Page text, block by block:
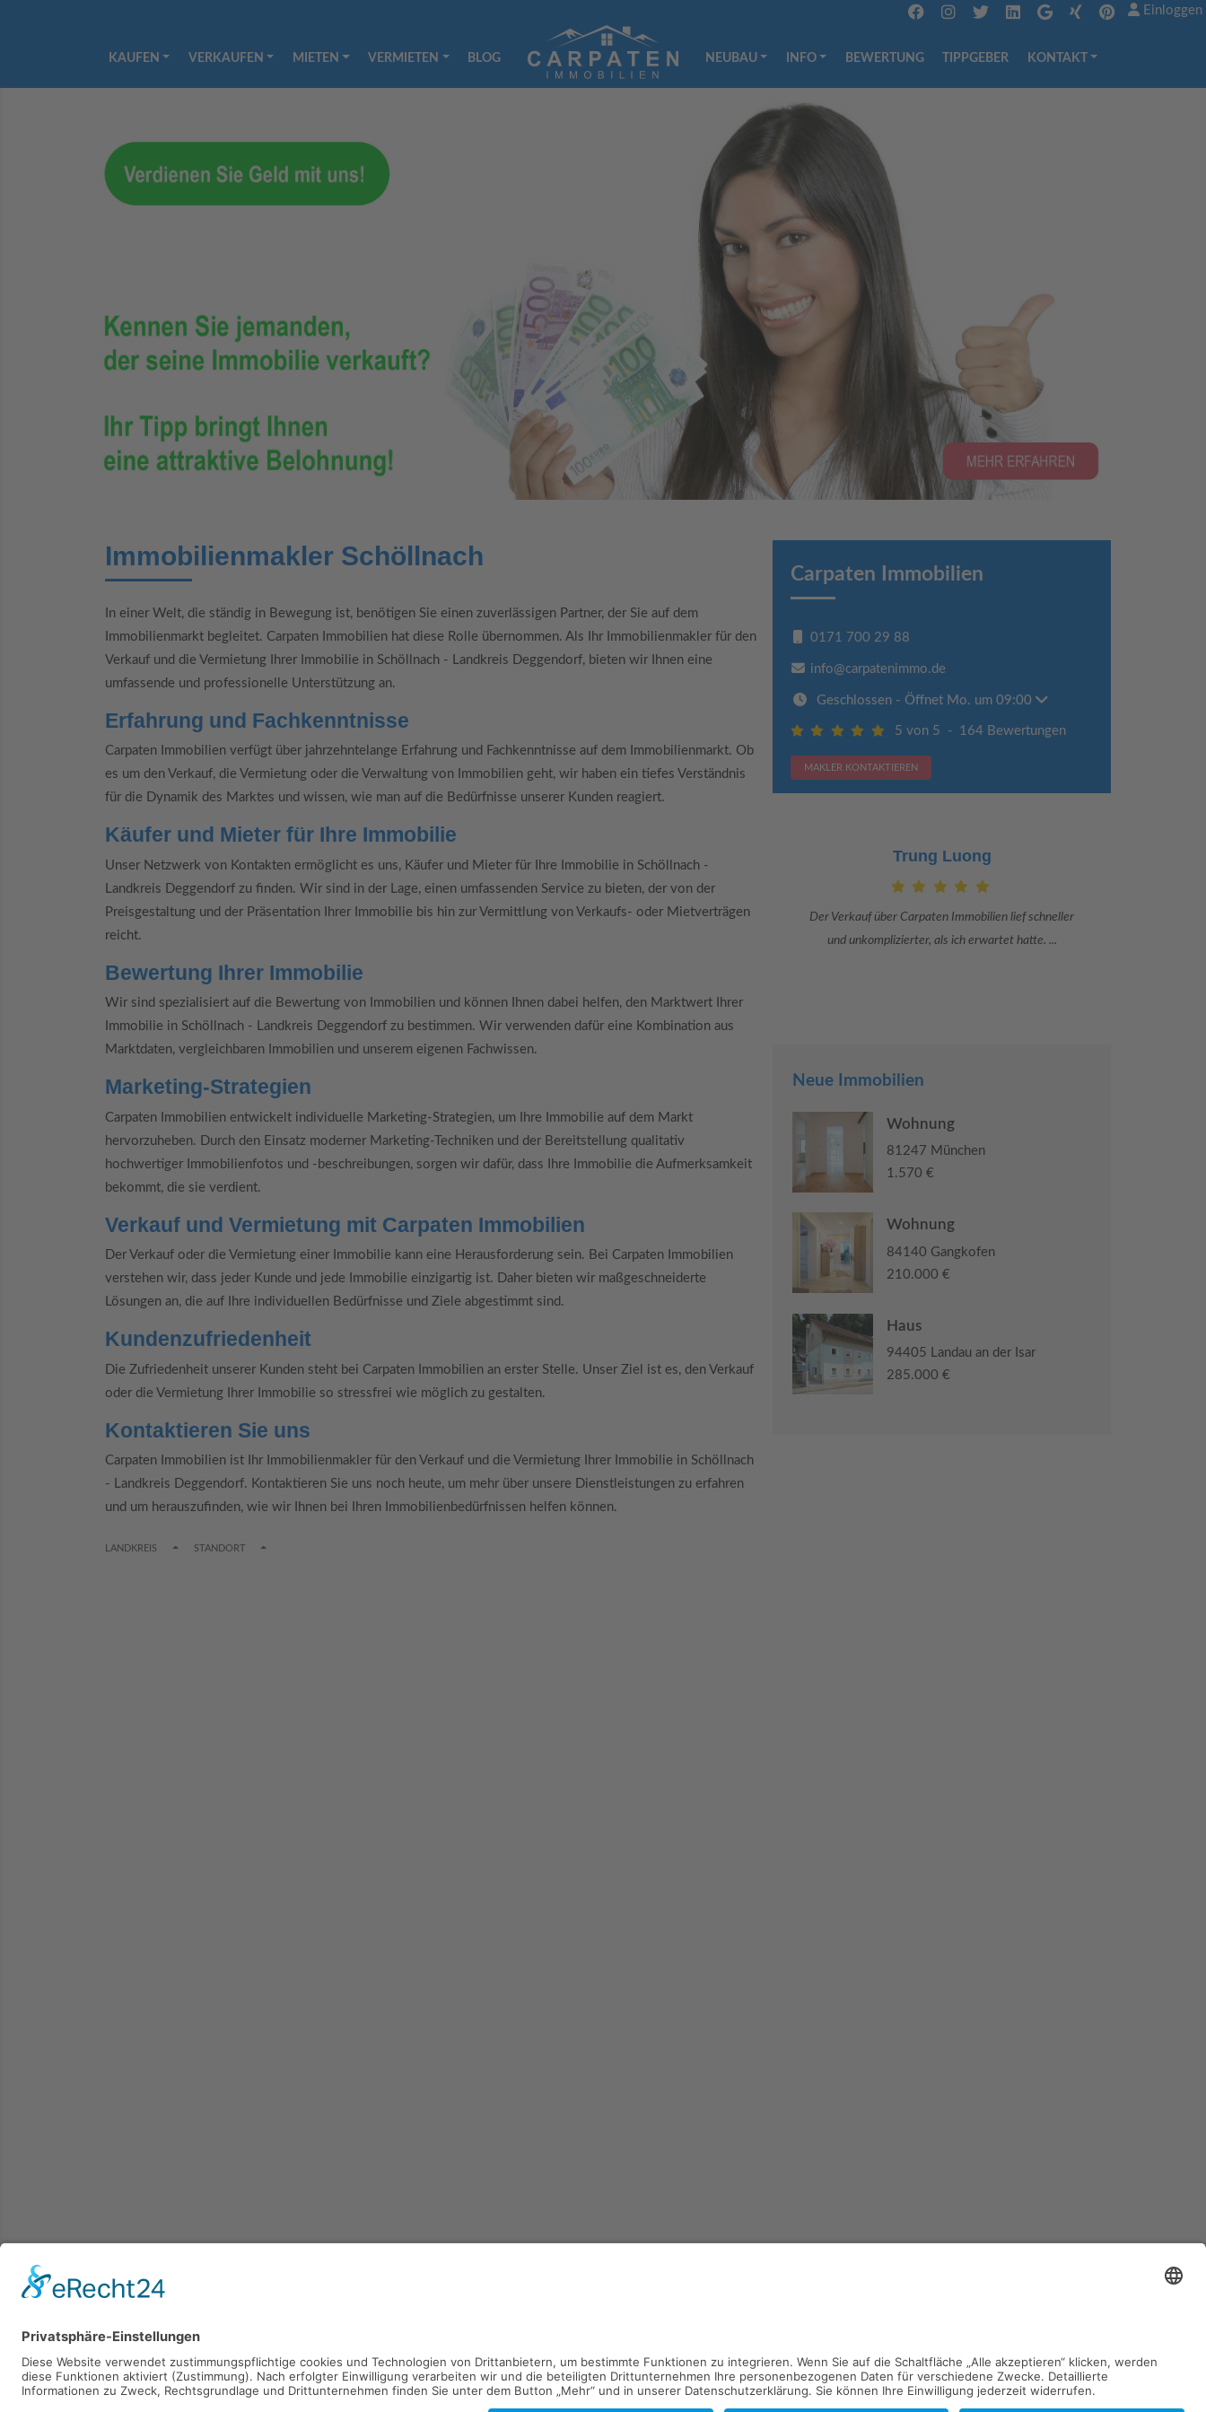
Einloggen
KAUFEN VERKAUFEN MIETEN VERMIETEN BLOG NEUBAU INFO BEWERTUNG TIPPGEBER KONTAKT
Immobilienmakler Schöllnach
In einer Welt, die ständig in Bewegung ist, benötigen Sie einen zuverlässigen Partner, der Sie auf dem
Immobilienmarkt begleitet. Carpaten Immobilien hat diese Rolle übernommen. Als Ihr Immobilienmakler für den
Verkauf und die Vermietung Ihrer Immobilie in Schöllnach - Landkreis Deggendorf, bieten wir Ihnen eine
umfassende und professionelle Unterstützung an.
Erfahrung und Fachkenntnisse
Carpaten Immobilien verfügt über jahrzehntelange Erfahrung und Fachkenntnisse auf dem Immobilienmarkt. Ob
es um den Verkauf, die Vermietung oder die Verwaltung von Immobilien geht, wir haben ein tiefes Verständnis
für die Dynamik des Marktes und wissen, wie man auf die Bedürfnisse unserer Kunden reagiert.
Käufer und Mieter für Ihre Immobilie
Unser Netzwerk von Kontakten ermöglicht es uns, Käufer und Mieter für Ihre Immobilie in Schöllnach -
Landkreis Deggendorf zu finden. Wir sind in der Lage, einen umfassenden Service zu bieten, der von der
Preisgestaltung und der Präsentation Ihrer Immobilie bis hin zur Vermittlung von Verkaufs- oder Mietverträgen
reicht.
Bewertung Ihrer Immobilie
Wir sind spezialisiert auf die Bewertung von Immobilien und können Ihnen dabei helfen, den Marktwert Ihrer
Immobilie in Schöllnach - Landkreis Deggendorf zu bestimmen. Wir verwenden dafür eine Kombination aus
Marktdaten, vergleichbaren Immobilien und unserem eigenen Fachwissen.
Marketing-Strategien
Carpaten Immobilien entwickelt individuelle Marketing-Strategien, um Ihre Immobilie auf dem Markt
hervorzuheben. Durch den Einsatz moderner Marketing-Techniken und der Bereitstellung qualitativ
hochwertiger Immobilienfotos und -beschreibungen, sorgen wir dafür, dass Ihre Immobilie die Aufmerksamkeit
bekommt, die sie verdient.
Verkauf und Vermietung mit Carpaten Immobilien
Der Verkauf oder die Vermietung einer Immobilie kann eine Herausforderung sein. Bei Carpaten Immobilien
verstehen wir, dass jeder Kunde und jede Immobilie einzigartig ist. Daher bieten wir maßgeschneiderte
Lösungen an, die auf Ihre individuellen Bedürfnisse und Ziele abgestimmt sind.
Kundenzufriedenheit
Die Zufriedenheit unserer Kunden steht bei Carpaten Immobilien an erster Stelle. Unser Ziel ist es, den Verkauf
oder die Vermietung Ihrer Immobilie so stressfrei wie möglich zu gestalten.
Kontaktieren Sie uns
Carpaten Immobilien ist Ihr Immobilienmakler für den Verkauf und die Vermietung Ihrer Immobilie in Schöllnach
- Landkreis Deggendorf. Kontaktieren Sie uns noch heute, um mehr über unsere Dienstleistungen zu erfahren
und um herauszufinden, wie wir Ihnen bei Ihren Immobilienbedürfnissen helfen können.
LANDKREIS TOGGLE DROPDOWN
STANDORT TOGGLE DROPDOWN
Carpaten Immobilien
0171 700 29 88
info@carpatenimmo.de
Geschlossen - Öffnet Mo. um 09:00
5 von 5 - 164 Bewertungen
MAKLER KONTAKTIEREN
Claudia Bergrath
Danke an Carpaten Immobilien und besonders an Frau
Adriana Sarca. Sie war viele Monate mehr als ...
Neue Immobilien
Wohnung
81247 München
1.570 €
Wohnung
84140 Gangkofen
210.000 €
Haus
94405 Landau an der Isar
285.000 €
Kaufen Verkaufen
2026 © Carpaten Immobilien.